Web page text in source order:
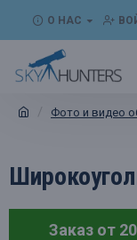
О НАС
Фото и видео
Заказ от